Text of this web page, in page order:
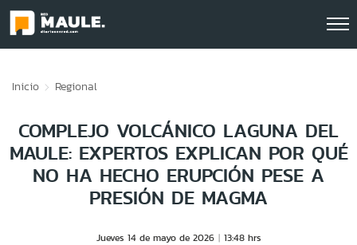
Inicio Regional
COMPLEJO VOLCÁNICO LAGUNA DEL
MAULE: EXPERTOS EXPLICAN POR QUÉ
NO HA HECHO ERUPCIÓN PESE A
PRESIÓN DE MAGMA
Jueves 14 de mayo de 2026 13:48 hrs